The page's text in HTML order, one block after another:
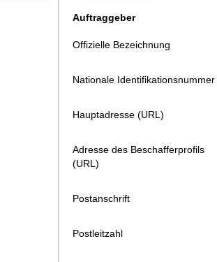
Auftraggeber
Offizielle Bezeichnung
Nationale Identifikationsnummer
Hauptadresse (URL)
Adresse des Beschafferprofils
(URL)
Postanschrift
Postleitzahl